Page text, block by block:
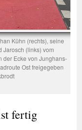
Kühn (rechts), seine
Jarosch (links) vom
der Ecke von Junghans-
Ost freigegeben
fertig